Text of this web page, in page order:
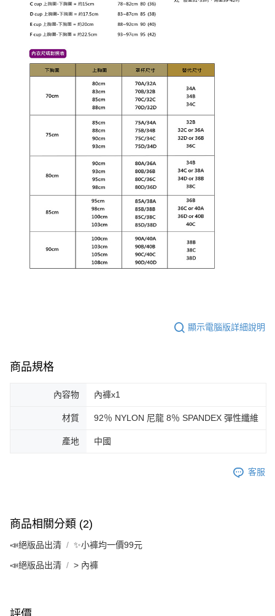
顯示電腦版詳細說明
商品規格
內容物 內褲x1
材質 92％ NYLON 尼龍 8％ SPANDEX 彈性纖維
產地 中國
客服
商品相關分類 (2)
📣絕版品出清 ✨小褲均一價99元
📣絕版品出清 > 內褲